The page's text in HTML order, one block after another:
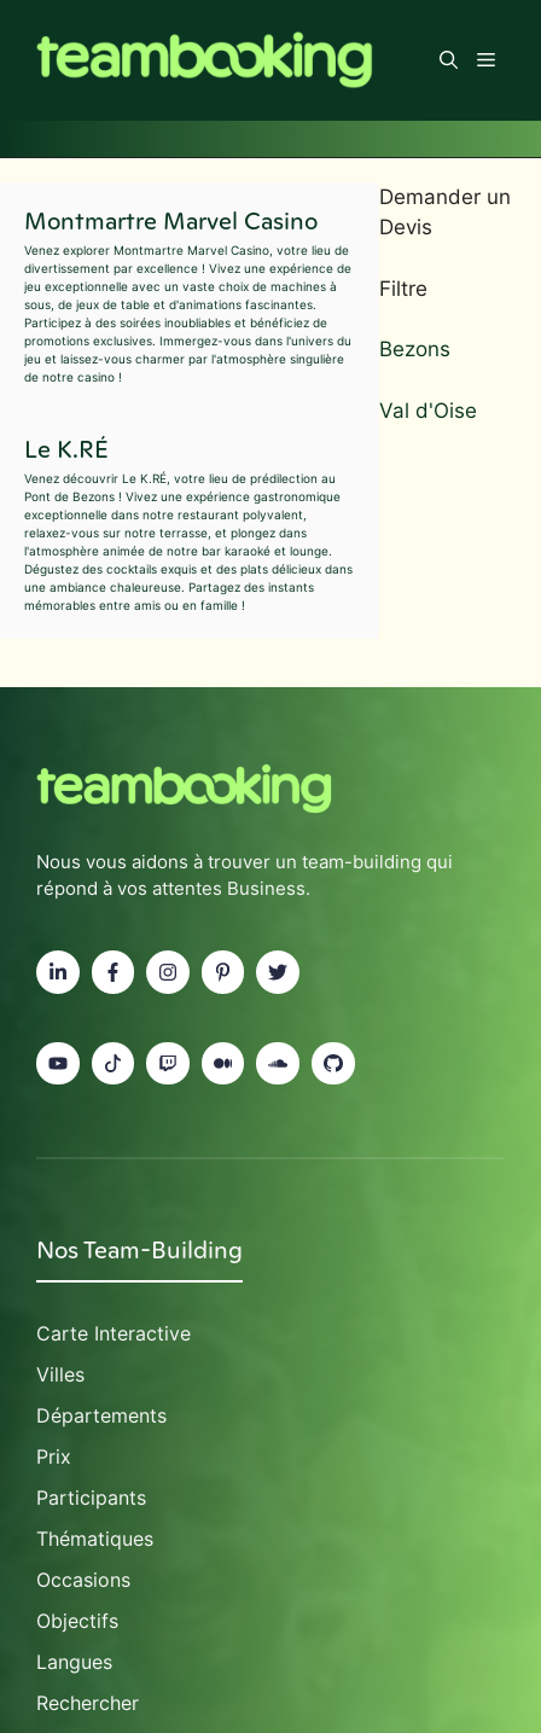
contenu
Menu
Montmartre Marvel Casino
Venez explorer Montmartre Marvel Casino, votre lieu de
divertissement par excellence ! Vivez une expérience de
jeu exceptionnelle avec un vaste choix de machines à
sous, de jeux de table et d'animations fascinantes.
Participez à des soirées inoubliables et bénéficiez de
promotions exclusives. Immergez-vous dans l'univers du
jeu et laissez-vous charmer par l'atmosphère singulière
de notre casino !
Le K.RÉ
Venez découvrir Le K.RÉ, votre lieu de prédilection au
Pont de Bezons ! Vivez une expérience gastronomique
exceptionnelle dans notre restaurant polyvalent,
relaxez-vous sur notre terrasse, et plongez dans
l'atmosphère animée de notre bar karaoké et lounge.
Dégustez des cocktails exquis et des plats délicieux dans
une ambiance chaleureuse. Partagez des instants
mémorables entre amis ou en famille !
Demander un
Devis
Filtre
Bezons
Val d'Oise
Nous vous aidons à trouver un team-building qui
répond à vos attentes Business.
Nos Team-Building
Carte Interactive
Villes
Départements
Prix
Participants
Thématiques
Occasions
Objectifs
Langues
Rechercher